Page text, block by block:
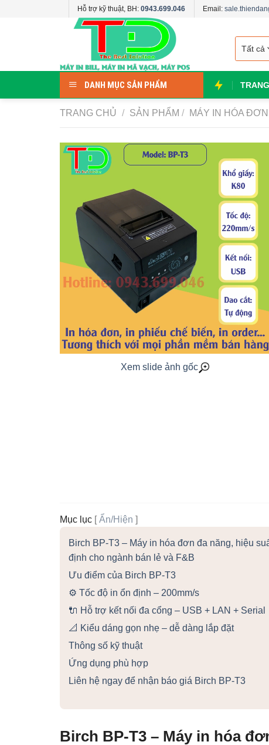
Hỗ trợ kỹ thuật, BH: 0943.699.046 Email:
DANH MỤC SẢN PHẨM
TRANG CHỦ / SẢN PHẨM / MÁY IN HÓA ĐƠN
Xem slide ảnh gốc
Mục lục [Ẩn/Hiện ]
Birch BP-T3 – Máy in hóa đơn đa năng, hiệu
định cho ngành bán lẻ và F&B
Ưu điểm của Birch BP-T3
⚙️ Tốc độ in ổn định – 200mm/s
🔌 Hỗ trợ kết nối đa cổng – USB + LAN + Serial
📐 Kiểu dáng gọn nhẹ – dễ dàng lắp đặt
Thông số kỹ thuật
Ứng dụng phù hợp
Liên hệ ngay để nhận báo giá Birch BP-T3
Birch BP-T3 – Máy in hóa